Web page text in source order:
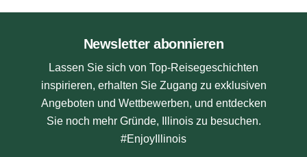
Newsletter abonnieren
Lassen Sie sich von Top-Reisegeschichten
inspirieren, erhalten Sie Zugang zu exklusiven
Angeboten und Wettbewerben, und entdecken
Sie noch mehr Gründe, Illinois zu besuchen.
#EnjoyIllinois